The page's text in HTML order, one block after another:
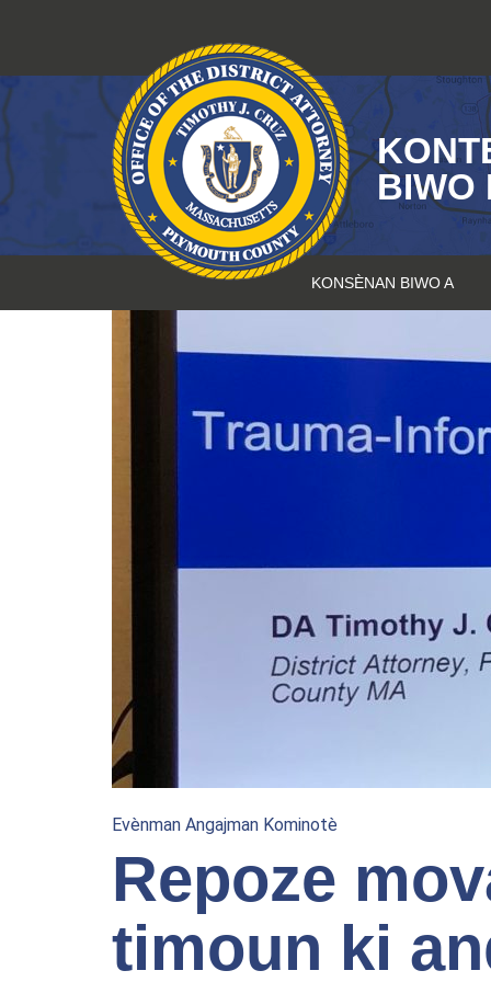
BIWO
KONSÈNAN BIWO A
Evènman Angajman Kominotè
Repoze
timoun ki